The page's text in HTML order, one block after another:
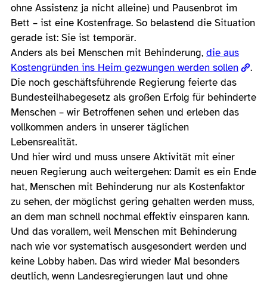
ohne Assistenz ja nicht alleine) und Pausenbrot im
Bett – ist eine Kostenfrage. So belastend die Situation
gerade ist: Sie ist temporär.
Anders als bei Menschen mit Behinderung, die aus
Kostengründen ins Heim gezwungen werden sollen
.
Die noch geschäftsführende Regierung feierte das
Bundesteilhabegesetz als großen Erfolg für behinderte
Menschen – wir Betroffenen sehen und erleben das
vollkommen anders in unserer täglichen
Lebensrealität.
Und hier wird und muss unsere Aktivität mit einer
neuen Regierung auch weitergehen: Damit es ein Ende
hat, Menschen mit Behinderung nur als Kostenfaktor
zu sehen, der möglichst gering gehalten werden muss,
an dem man schnell nochmal effektiv einsparen kann.
Und das vorallem, weil Menschen mit Behinderung
nach wie vor systematisch ausgesondert werden und
keine Lobby haben. Das wird wieder Mal besonders
deutlich, wenn Landesregierungen laut und ohne